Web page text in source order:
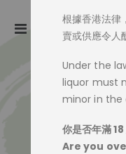
Toggle
根據香港法律
賣或供應令人
Under the
liquor must
minor in the
你是否年滿 18
Are you